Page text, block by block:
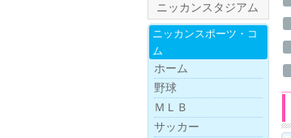
ニッカンスタジアム
ニッカンスポーツ・ コ
ム
ホーム
野球
ＭＬＢ
サッカー